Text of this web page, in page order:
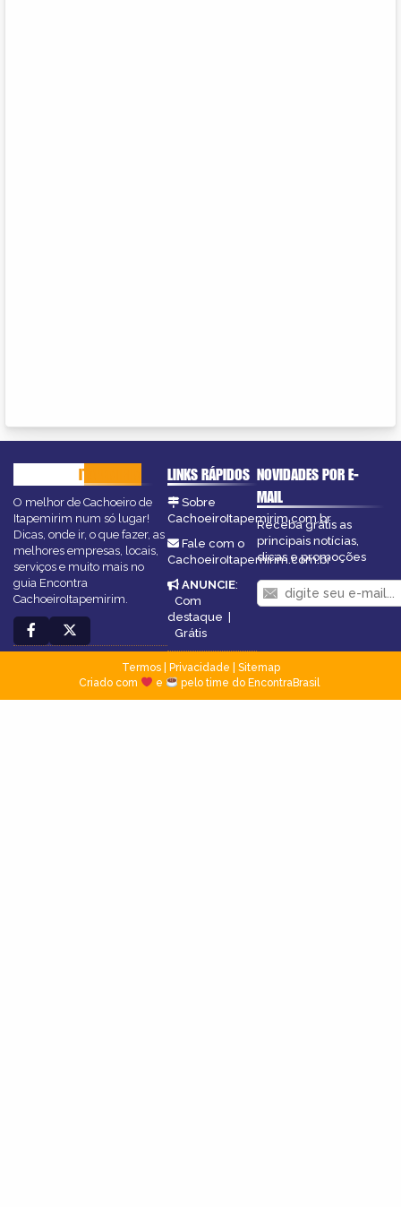
ITAPEMIRIM
O melhor de Cachoeiro de
Itapemirim num só lugar!
Dicas, onde ir, o que fazer, as
melhores empresas, locais,
serviços e muito mais no
guia Encontra
CachoeiroItapemirim.
LINKS RÁPIDOS
Sobre
CachoeiroItapemirim.com.br
Fale com o
CachoeiroItapemirim.com.br
ANUNCIE:
Com
destaque |
Grátis
NOVIDADES POR E-
MAIL
Receba grátis as
principais notícias,
dicas e promoções
Termos| Privacidade
Sitemap
Criado com
e pelo time do EncontraBrasil